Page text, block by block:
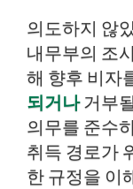
의도하지 않
내무부의 조
해 향후 비자
되거나거부
의무를 준수
취득 경로가
한 규정을 이